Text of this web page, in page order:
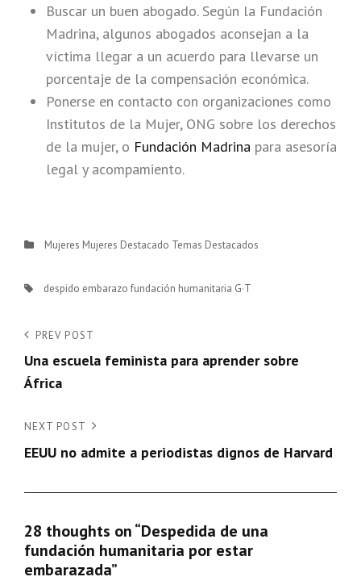
Buscar un buen abogado. Según la Fundación
Madrina, algunos abogados aconsejan a la
víctima llegar a un acuerdo para llevarse un
porcentaje de la compensación económica.
Ponerse en contacto con organizaciones como
Institutos de la Mujer, ONG sobre los derechos
de la mujer, o Fundación Madrina para asesoría
legal y acompamiento.
Categories
Mujeres Mujeres Destacado Temas Destacados
Tags,despido embarazo fundación humanitaria G·T
Navegación
de
entradas
Previous
Post
PREV POST
Una escuela feminista para aprender sobre
África
Next
Post
NEXT POST
EEUU no admite a periodistas dignos de Harvard
28 thoughts on “Despedida de una
fundación humanitaria por estar
embarazada”